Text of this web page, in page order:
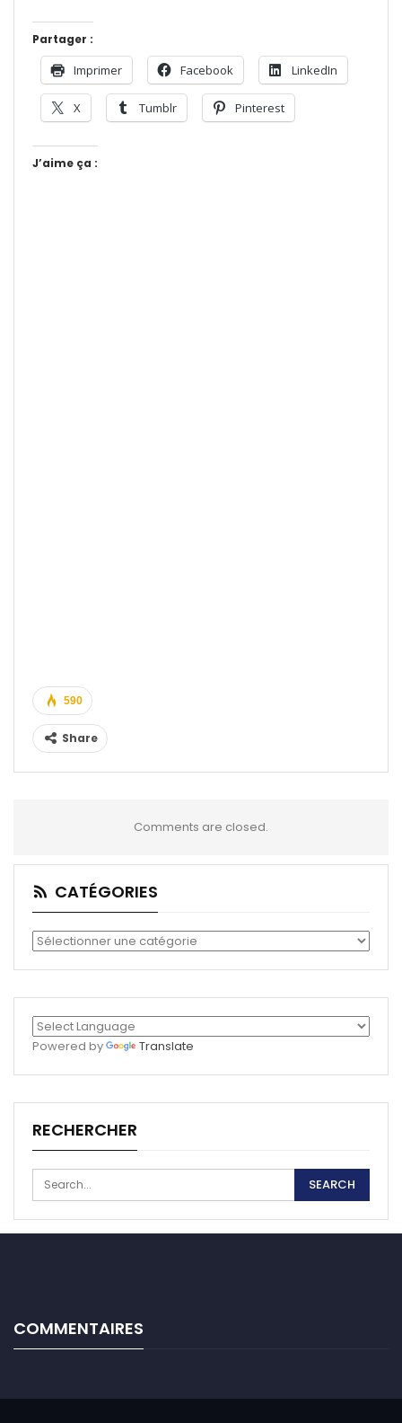
Partager :
Imprimer Facebook LinkedIn
X Tumblr Pinterest
J’aime ça :
590
Share
Comments are closed.
CATÉGORIES
Catégories
Powered by Translate
RECHERCHER
COMMENTAIRES